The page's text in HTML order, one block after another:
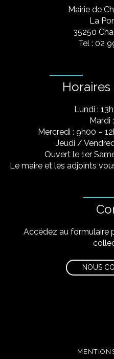
Mairie de
La
35250
Tel : 02
Horaires
Lundi :
Mardi
Mercredi : 9h00 –
Jeudi /
Ouvert le 1er
Le maire et les adjoints
Accédez au formulaire
NOUS